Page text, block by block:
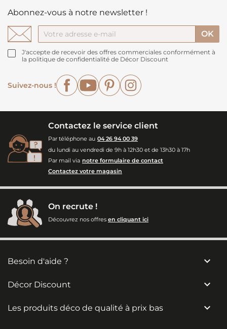
Abonnez-vous à notre newsletter !
J'accepte de recevoir des offres commerciales conformément à
la politique de confidentialité de Décor Discount
Suivez-nous !
FacebookYouTubePinterest
Contactez le service client
Par téléphone au 04 26 94 00 39
du lundi au vendredi de 9h à 12h30 et de 13h30 à 17h
Par mail via notre formulaire de contact
Contactez votre magasin
On recrute !
Découvrez nos offres en cliquant ici
Besoin d'aide ? 
Décor Discount 
Les produits déco de qualité à prix bas 